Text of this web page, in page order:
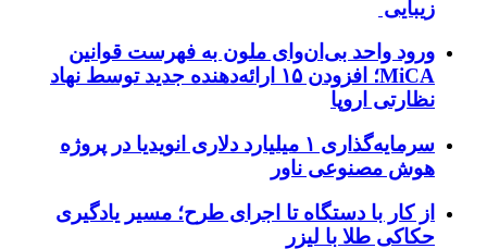
زیبایی
ورود واحد بی‌ان‌وای ملون به فهرست قوانین
MiCA؛ افزودن ۱۵ ارائه‌دهنده جدید توسط نهاد
نظارتی اروپا
سرمایه‌گذاری ۱ میلیارد دلاری انویدیا در پروژه
هوش مصنوعی ناور
از کار با دستگاه تا اجرای طرح؛ مسیر یادگیری
حکاکی طلا با لیزر